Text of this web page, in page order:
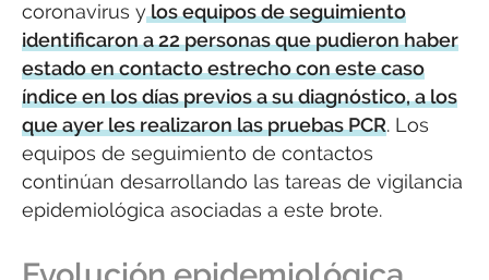
coronavirus ylos equipos de seguimiento
identificaron a 22 personas que pudieron haber
estado en contacto estrecho con este caso
índice en los días previos a su diagnóstico, a los
que ayer les realizaron las pruebas PCR. Los
equipos de seguimiento de contactos
continúan desarrollando las tareas de vigilancia
epidemiológica asociadas a este brote.